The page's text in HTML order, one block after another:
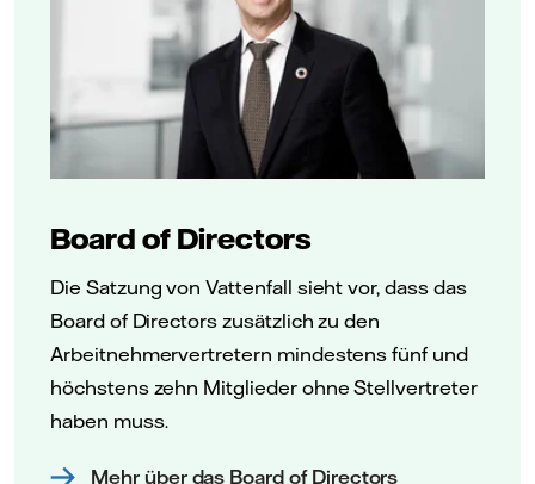
Board of Directors
Die Satzung von Vattenfall sieht vor, dass das
Board of Directors zusätzlich zu den
Arbeitnehmervertretern mindestens fünf und
höchstens zehn Mitglieder ohne Stellvertreter
haben muss.
Mehr über das Board of Directors